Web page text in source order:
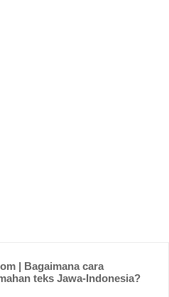
| Bagaimana cara
teks Jawa-Indonesia?